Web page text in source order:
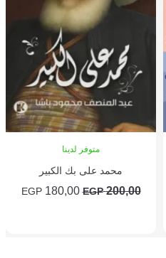
متوفر لدينا
محمد على بك الكبير
200,00
EGPالسعر
180,00
EGPالسعر